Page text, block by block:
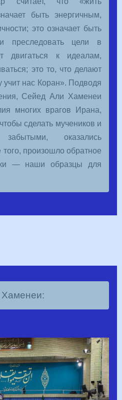
быть энергичным,
это означает быть
преследовать цели в
двигаться к идеалам,
это то, что делают
учит нас Коран». Подводя
Сейед Али Хаменеи
многих врагов Ирана,
сделать мучеников и
оказались
произошло обратное
— наши образцы для